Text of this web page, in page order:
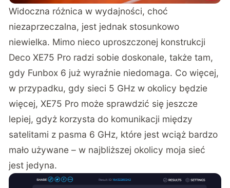
Widoczna różnica w wydajności, choć
niezaprzeczalna, jest jednak stosunkowo
niewielka. Mimo nieco uproszczonej konstrukcji
Deco XE75 Pro radzi sobie doskonale, także tam,
gdy Funbox 6 już wyraźnie niedomaga. Co więcej,
w przypadku, gdy sieci 5 GHz w okolicy będzie
więcej, XE75 Pro może sprawdzić się jeszcze
lepiej, gdyż korzysta do komunikacji między
satelitami z pasma 6 GHz, które jest wciąż bardzo
mało używane – w najbliższej okolicy moja sieć
jest jedyna.